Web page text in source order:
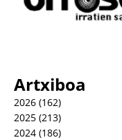
Artxiboa
2026 (162)
2025 (213)
2024 (186)